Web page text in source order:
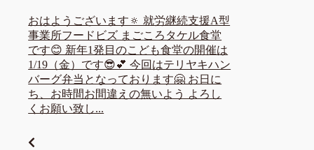
おはようございます🔅 就労継続支援A型
事業所フードビズ まごころタケル食堂
です😊 新年1発目のこども食堂の開催は
1/19（金）です😎💕 今回はテリヤキハン
バーグ弁当となっております🤗 お日に
ち、お時間お間違えの無いよう よろし
くお願い致し...